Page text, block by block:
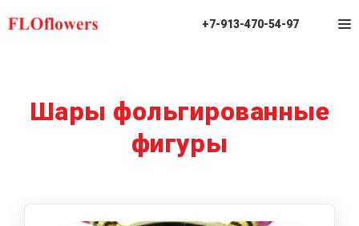
+7-913-470-54-97
Шары фольгированные
фигуры